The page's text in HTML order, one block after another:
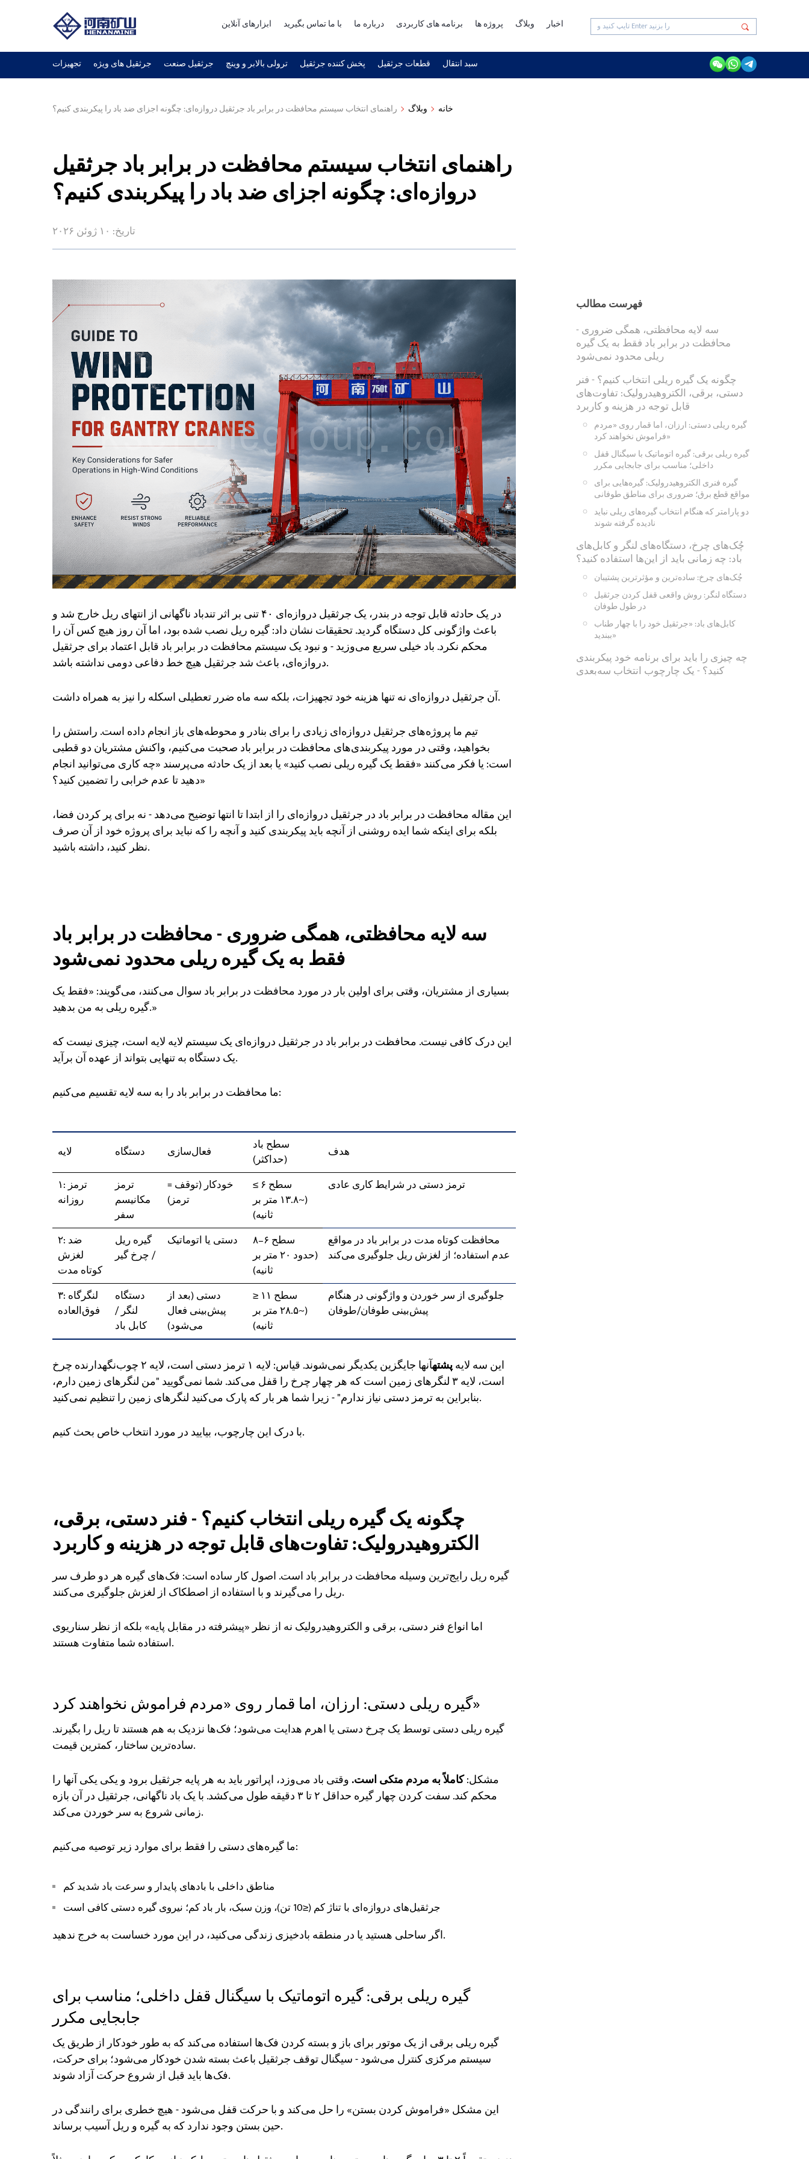
ابزارهای آنلاین با ما تماس بگیرید درباره ما برنامه های کاربردی پروژه ها وبلاگ اخبار
تجهیزات جرثقیل های ویژه جرثقیل صنعت ترولی بالابر و وینچ پخش کننده جرثقیل قطعات جرثقیل سبد انتقال
خانه وبلاگ راهنمای انتخاب سیستم محافظت در برابر باد جرثقیل دروازه‌ای: چگونه اجزای ضد باد را پیکربندی کنیم؟
راهنمای انتخاب سیستم محافظت در برابر باد جرثقیل
دروازه‌ای: چگونه اجزای ضد باد را پیکربندی کنیم؟
تاریخ: ۱۰ ژوئن ۲۰۲۶
فهرست مطالب
سه لایه محافظتی، همگی ضروری -
محافظت در برابر باد فقط به یک گیره
ریلی محدود نمی‌شود
چگونه یک گیره ریلی انتخاب کنیم؟ - فنر
دستی، برقی، الکتروهیدرولیک: تفاوت‌های
قابل توجه در هزینه و کاربرد
گیره ریلی دستی: ارزان، اما قمار روی «مردم
فراموش نخواهند کرد»
گیره ریلی برقی: گیره اتوماتیک با سیگنال قفل
داخلی؛ مناسب برای جابجایی مکرر
گیره فنری الکتروهیدرولیک: گیره‌هایی برای
مواقع قطع برق؛ ضروری برای مناطق طوفانی
دو پارامتر که هنگام انتخاب گیره‌های ریلی نباید
نادیده گرفته شوند
چُک‌های چرخ، دستگاه‌های لنگر و کابل‌های
باد: چه زمانی باید از این‌ها استفاده کنید؟
چُک‌های چرخ: ساده‌ترین و مؤثرترین پشتیبان
دستگاه لنگر: روش واقعی قفل کردن جرثقیل
در طول طوفان
کابل‌های باد: «جرثقیل خود را با چهار طناب
ببندید»
چه چیزی را باید برای برنامه خود پیکربندی
کنید؟ - یک چارچوب انتخاب سه‌بعدی
در یک حادثه قابل توجه در بندر، یک جرثقیل دروازه‌ای ۴۰ تنی بر اثر تندباد ناگهانی از انتهای ریل خارج شد و
باعث واژگونی کل دستگاه گردید. تحقیقات نشان داد: گیره ریل نصب شده بود، اما آن روز هیچ کس آن را
محکم نکرد. باد خیلی سریع می‌وزید - و نبود یک سیستم محافظت در برابر باد قابل اعتماد برای جرثقیل
دروازه‌ای، باعث شد جرثقیل هیچ خط دفاعی دومی نداشته باشد.
آن جرثقیل دروازه‌ای نه تنها هزینه خود تجهیزات، بلکه سه ماه ضرر تعطیلی اسکله را نیز به همراه داشت.
تیم ما پروژه‌های جرثقیل دروازه‌ای زیادی را برای بنادر و محوطه‌های باز انجام داده است. راستش را
بخواهید، وقتی در مورد پیکربندی‌های محافظت در برابر باد صحبت می‌کنیم، واکنش مشتریان دو قطبی
است: یا فکر می‌کنند «فقط یک گیره ریلی نصب کنید» یا بعد از یک حادثه می‌پرسند «چه کاری می‌توانید انجام
دهید تا عدم خرابی را تضمین کنید؟»
این مقاله محافظت در برابر باد در جرثقیل دروازه‌ای را از ابتدا تا انتها توضیح می‌دهد - نه برای پر کردن فضا،
بلکه برای اینکه شما ایده روشنی از آنچه باید پیکربندی کنید و آنچه را که نباید برای پروژه خود از آن صرف
نظر کنید، داشته باشید.
سه لایه محافظتی، همگی ضروری - محافظت در برابر باد
فقط به یک گیره ریلی محدود نمی‌شود
بسیاری از مشتریان، وقتی برای اولین بار در مورد محافظت در برابر باد سوال می‌کنند، می‌گویند: «فقط یک
گیره ریلی به من بدهید.»
این درک کافی نیست. محافظت در برابر باد در جرثقیل دروازه‌ای یک سیستم لایه لایه است، چیزی نیست که
یک دستگاه به تنهایی بتواند از عهده آن برآید.
ما محافظت در برابر باد را به سه لایه تقسیم می‌کنیم:
لایه دستگاه فعال‌سازی
سطح باد
(حداکثر)
هدف
۱: ترمز
روزانه
ترمز
مکانیسم
سفر
خودکار (توقف =
ترمز)
≤ سطح ۶
(~۱۳.۸ متر بر
ثانیه)
ترمز دستی در شرایط کاری عادی
۲: ضد
لغزش
کوتاه مدت
گیره ریل
/ چرخ گیر
دستی یا اتوماتیک
سطح ۶–۸
(حدود ۲۰ متر بر
ثانیه)
محافظت کوتاه مدت در برابر باد در مواقع
عدم استفاده؛ از لغزش ریل جلوگیری می‌کند
۳: لنگرگاه
فوق‌العاده
دستگاه
لنگر /
کابل باد
دستی (بعد از
پیش‌بینی فعال
می‌شود)
≥ سطح ۱۱
(~۲۸.۵ متر بر
ثانیه)
جلوگیری از سر خوردن و واژگونی در هنگام
پیش‌بینی طوفان/طوفان
این سه لایهپشته
آنها جایگزین یکدیگر نمی‌شوند. قیاس: لایه ۱ ترمز دستی است، لایه ۲ چوب‌نگهدارنده چرخ
است، لایه ۳ لنگرهای زمین است که هر چهار چرخ را قفل می‌کند. شما نمی‌گویید "من لنگرهای زمین دارم،
بنابراین به ترمز دستی نیاز ندارم" - زیرا شما هر بار که پارک می‌کنید لنگرهای زمین را تنظیم نمی‌کنید.
با درک این چارچوب، بیایید در مورد انتخاب خاص بحث کنیم.
چگونه یک گیره ریلی انتخاب کنیم؟ - فنر دستی، برقی،
الکتروهیدرولیک: تفاوت‌های قابل توجه در هزینه و کاربرد
گیره ریل رایج‌ترین وسیله محافظت در برابر باد است. اصول کار ساده است: فک‌های گیره هر دو طرف سر
ریل را می‌گیرند و با استفاده از اصطکاک از لغزش جلوگیری می‌کنند.
اما انواع فنر دستی، برقی و الکتروهیدرولیک نه از نظر «پیشرفته در مقابل پایه» بلکه از نظر سناریوی
استفاده شما متفاوت هستند.
گیره ریلی دستی: ارزان، اما قمار روی «مردم فراموش نخواهند کرد»
گیره ریلی دستی توسط یک چرخ دستی یا اهرم هدایت می‌شود؛ فک‌ها نزدیک به هم هستند تا ریل را بگیرند.
ساده‌ترین ساختار، کمترین قیمت.
مشکل:کاملاً به مردم متکی است.وقتی باد می‌وزد، اپراتور باید به هر پایه جرثقیل برود و یکی یکی آنها را
محکم کند. سفت کردن چهار گیره حداقل ۲ تا ۳ دقیقه طول می‌کشد. با یک باد ناگهانی، جرثقیل در آن بازه
زمانی شروع به سر خوردن می‌کند.
ما گیره‌های دستی را فقط برای موارد زیر توصیه می‌کنیم:
مناطق داخلی با بادهای پایدار و سرعت باد شدید کم
جرثقیل‌های دروازه‌ای با تناژ کم (≤10 تن)، وزن سبک، بار باد کم؛ نیروی گیره دستی کافی است
اگر ساحلی هستید یا در منطقه بادخیزی زندگی می‌کنید، در این مورد خساست به خرج ندهید.
گیره ریلی برقی: گیره اتوماتیک با سیگنال قفل داخلی؛ مناسب برای
جابجایی مکرر
گیره ریلی برقی از یک موتور برای باز و بسته کردن فک‌ها استفاده می‌کند که به طور خودکار از طریق یک
سیستم مرکزی کنترل می‌شود - سیگنال توقف جرثقیل باعث بسته شدن خودکار می‌شود؛ برای حرکت،
فک‌ها باید قبل از شروع حرکت آزاد شوند.
این مشکل «فراموش کردن بستن» را حل می‌کند و با حرکت قفل می‌شود - هیچ خطری برای رانندگی در
حین بستن وجود ندارد که به گیره و ریل آسیب برساند.